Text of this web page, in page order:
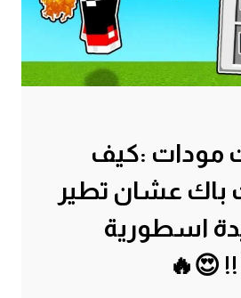
مودات :كيف
باك عشان تطير
اسطورية